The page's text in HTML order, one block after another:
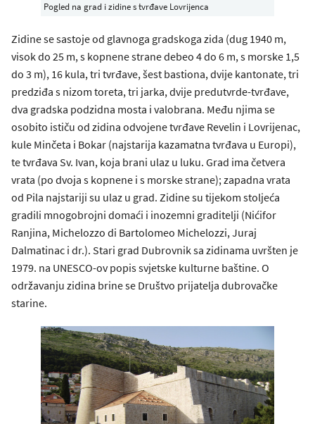
Pogled na grad i zidine s tvrđave Lovrijenca
Zidine se sastoje od glavnoga gradskoga zida (dug 1940 m,
visok do 25 m, s kopnene strane debeo 4 do 6 m, s morske 1,5
do 3 m), 16 kula, tri tvrđave, šest bastiona, dvije kantonate, tri
predziđa s nizom toreta, tri jarka, dvije predutvrde-tvrđave,
dva gradska podzidna mosta i valobrana. Među njima se
osobito ističu od zidina odvojene tvrđave Revelin i Lovrijenac,
kule Minčeta i Bokar (najstarija kazamatna tvrđava u Europi),
te tvrđava Sv. Ivan, koja brani ulaz u luku. Grad ima četvera
vrata (po dvoja s kopnene i s morske strane); zapadna vrata
od Pila najstariji su ulaz u grad. Zidine su tijekom stoljeća
gradili mnogobrojni domaći i inozemni graditelji (Nićifor
Ranjina, Michelozzo di Bartolomeo Michelozzi, Juraj
Dalmatinac i dr.). Stari grad Dubrovnik sa zidinama uvršten je
1979. na UNESCO-ov popis svjetske kulturne baštine. O
održavanju zidina brine se Društvo prijatelja dubrovačke
starine.